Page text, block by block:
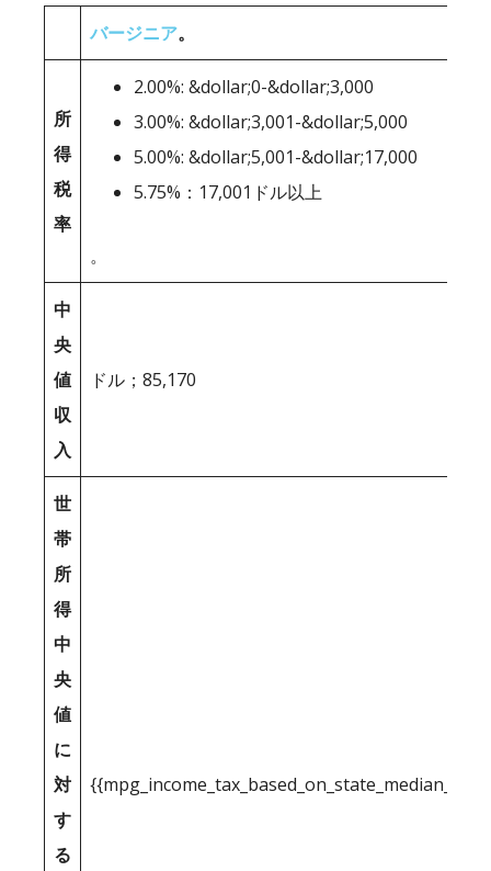
バージニア。
所
得
税
率
2.00%: &dollar;0-&dollar;3,000
3.00%: &dollar;3,001-&dollar;5,000
5.00%: &dollar;5,001-&dollar;17,000
5.75%：17,001ドル以上
。
中
央
値
収
入
ドル；85,170
世
帯
所
得
中
央
値
に
対
す
る